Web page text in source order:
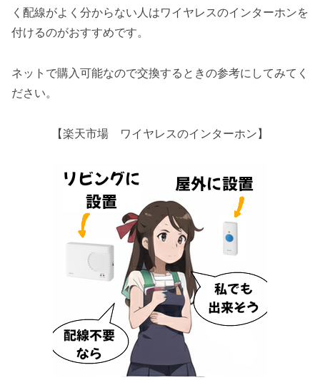
く配線がよく分からない人はワイヤレスのインターホンを
付けるのがおすすめです。
ネットで購入可能なので交換するときの参考にしてみてく
ださい。
【楽天市場 ワイヤレスのインターホン】